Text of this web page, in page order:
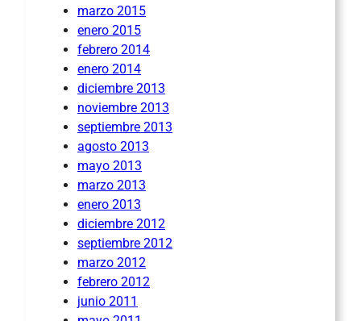
marzo 2015
enero 2015
febrero 2014
enero 2014
diciembre 2013
noviembre 2013
septiembre 2013
agosto 2013
mayo 2013
marzo 2013
enero 2013
diciembre 2012
septiembre 2012
marzo 2012
febrero 2012
junio 2011